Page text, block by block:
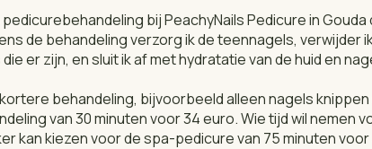
bij PeachyNails Pedicure in
de behandeling verzorg ik de teennagels, verwijder
er zijn, en sluit ik af met hydratatie van de huid en
behandeling, bijvoorbeeld alleen nagels
van 30 minuten voor 34 euro. Wie tijd wil nemen
kan kiezen voor de spa-pedicure van 75 minuten